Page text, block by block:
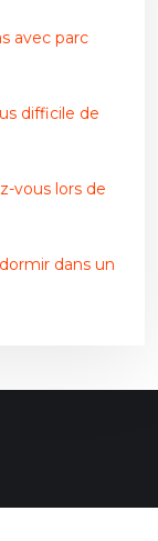
avec parc
difficile de
vous lors de
dans un